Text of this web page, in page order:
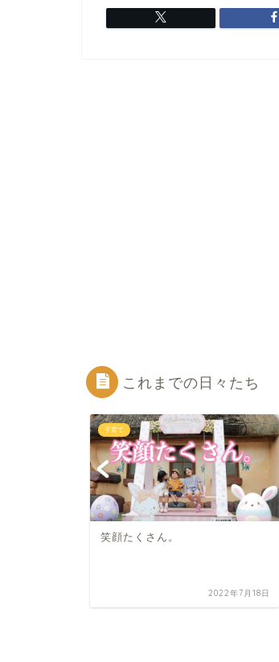
これまでの日々たち
子育て
笑顔たくさん。
2022年7月18日